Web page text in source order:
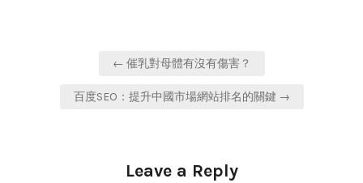
← 催乳對母體有沒有傷害？
百度SEO：提升中國市場網站排名的關鍵 →
Leave a Reply